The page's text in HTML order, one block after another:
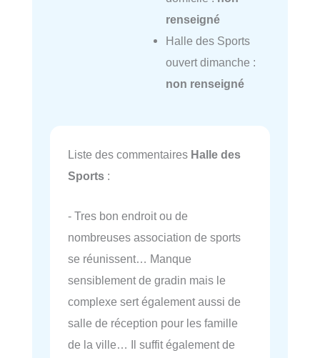
renseigné
Halle des Sports
ouvert dimanche :
non renseigné
Liste des commentaires Halle des
Sports :
- Tres bon endroit ou de
nombreuses association de sports
se réunissent… Manque
sensiblement de gradin mais le
complexe sert également aussi de
salle de réception pour les famille
de la ville… Il suffit également de